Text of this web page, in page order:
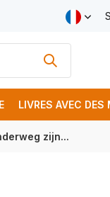
gratuite à
LIVRES AVEC DES
zijn...